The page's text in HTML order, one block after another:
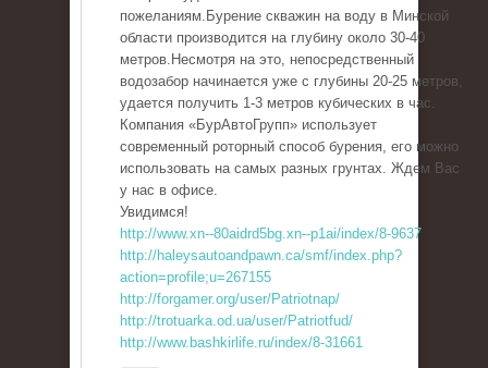
пожеланиям.Бурение скважин на воду в Минской
области производится на глубину около 30-40
метров.Несмотря на это, непосредственный
водозабор начинается уже с глубины 20-25 метров,
удается получить 1-3 метров кубических в час.
Компания «БурАвтоГрупп» использует
современный роторный способ бурения, его можно
использовать на самых разных грунтах. Ждем Вас
у нас в офисе.
Увидимся!
http://www.xn--80aidrd5bg.xn--p1ai/index/8-9637
http://haleysautoandpawn.ca/smf/index.php?
action=profile;u=267155
http://forgamer.org/user/Patriotnap/
http://trotuarka.od.ua/user/Patriotfud/
http://www.bashkirlife.ru/index/8-31661